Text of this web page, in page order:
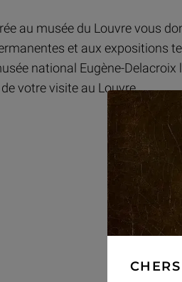
au musée du Louvre vous
et aux expositions
national Eugène-Delacroix
votre visite au Louvre.